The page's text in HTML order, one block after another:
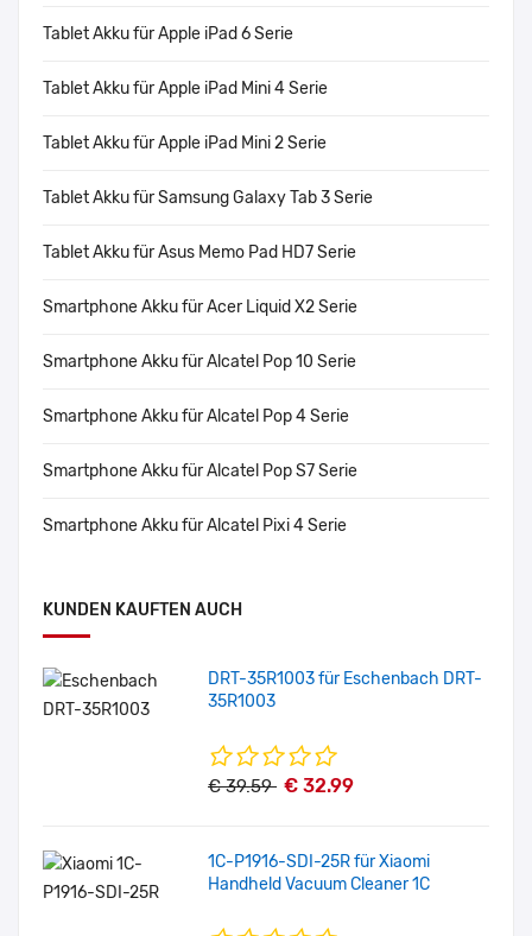
Tablet Akku für Apple iPad 6 Serie
Tablet Akku für Apple iPad Mini 4 Serie
Tablet Akku für Apple iPad Mini 2 Serie
Tablet Akku für Samsung Galaxy Tab 3 Serie
Tablet Akku für Asus Memo Pad HD7 Serie
Smartphone Akku für Acer Liquid X2 Serie
Smartphone Akku für Alcatel Pop 10 Serie
Smartphone Akku für Alcatel Pop 4 Serie
Smartphone Akku für Alcatel Pop S7 Serie
Smartphone Akku für Alcatel Pixi 4 Serie
KUNDEN KAUFTEN AUCH
DRT-35R1003 für Eschenbach DRT-
35R1003
€ 39.59 € 32.99
1C-P1916-SDI-25R für Xiaomi
Handheld Vacuum Cleaner 1C